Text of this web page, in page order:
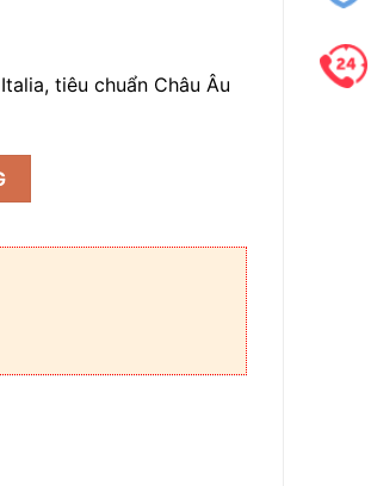
₫.
tiêu chuẩn Châu Âu